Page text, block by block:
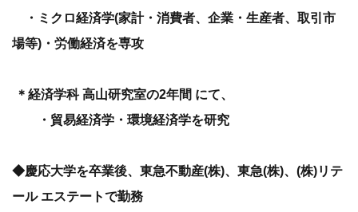
・ミクロ経済学(家計・消費者、企業・生産者、取引市
場等)・労働経済を専攻
＊経済学科 高山研究室の2年間 にて、
・貿易経済学・環境経済学を研究
◆慶応大学を卒業後、東急不動産(株)、東急(株)、(株)リテ
ール エステートで勤務